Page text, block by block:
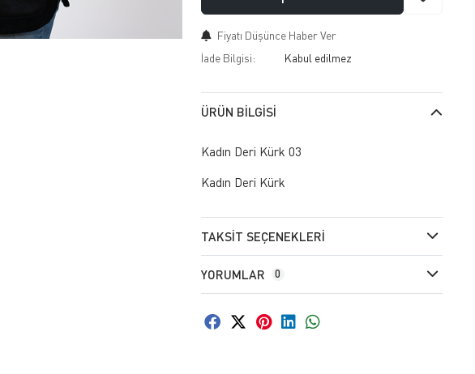
Fiyatı Düşünce Haber Ver
İade Bilgisi:
ÜRÜN BILGISI
Kadın Deri Kürk 03
Kadın Deri Kürk
TAKSIT SEÇENEKLERI
YORUMLAR 0